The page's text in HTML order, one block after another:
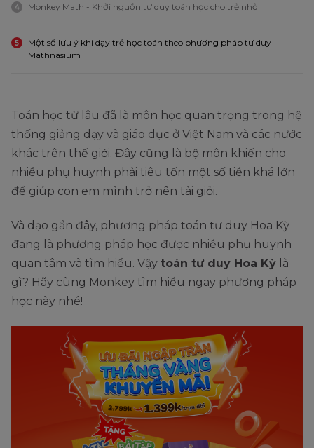
4 Monkey Math - Khởi nguồn tư duy toán học cho trẻ nhỏ
5
Một số lưu ý khi dạy trẻ học toán theo phương pháp tư duy
Mathnasium
Toán học từ lâu đã là môn học quan trọng trong hệ
thống giảng dạy và giáo dục ở Việt Nam và các nước
khác trên thế giới. Đây cũng là bộ môn khiến cho
nhiều phụ huynh phải tiêu tốn một số tiền khá lớn
để giúp con em mình trở nên tài giỏi.
Và dạo gần đây, phương pháp toán tư duy Hoa Kỳ
đang là phương pháp học được nhiều phụ huynh
quan tâm và tìm hiểu. Vậy toán tư duy Hoa Kỳ là
gì? Hãy cùng Monkey tìm hiểu ngay phương pháp
học này nhé!